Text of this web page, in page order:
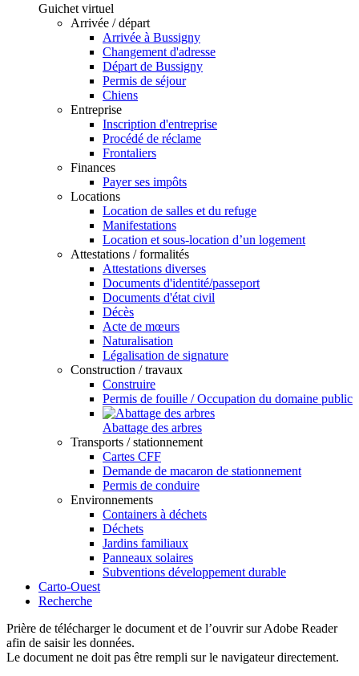
Guichet virtuel
Arrivée / départ
Arrivée à Bussigny
Changement d'adresse
Départ de Bussigny
Permis de séjour
Chiens
Entreprise
Inscription d'entreprise
Procédé de réclame
Frontaliers
Finances
Payer ses impôts
Locations
Location de salles et du refuge
Manifestations
Location et sous-location d’un logement
Attestations / formalités
Attestations diverses
Documents d'identité/passeport
Documents d'état civil
Décès
Acte de mœurs
Naturalisation
Légalisation de signature
Construction / travaux
Construire
Permis de fouille / Occupation du domaine public
Abattage des arbres
Transports / stationnement
Cartes CFF
Demande de macaron de stationnement
Permis de conduire
Environnements
Containers à déchets
Déchets
Jardins familiaux
Panneaux solaires
Subventions développement durable
Carto-Ouest
Recherche
Prière de télécharger le document et de l’ouvrir sur Adobe Reader
afin de saisir les données.
Le document ne doit pas être rempli sur le navigateur directement.